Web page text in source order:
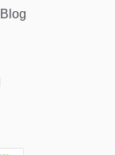
Blog